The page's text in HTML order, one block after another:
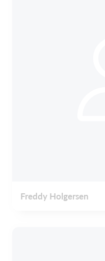
Freddy Holgersen